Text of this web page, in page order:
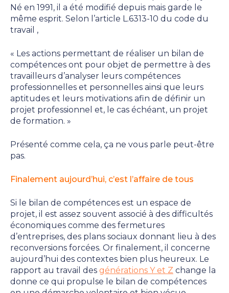
Né en 1991, il a été modifié depuis mais garde le
même esprit. Selon l’article L.6313-10 du code du
travail ,
« Les actions permettant de réaliser un bilan de
compétences ont pour objet de permettre à des
travailleurs d’analyser leurs compétences
professionnelles et personnelles ainsi que leurs
aptitudes et leurs motivations afin de définir un
projet professionnel et, le cas échéant, un projet
de formation. »
Présenté comme cela, ça ne vous parle peut-être
pas.
Finalement aujourd’hui, c’est l’affaire de tous
Si le bilan de compétences est un espace de
projet, il est assez souvent associé à des difficultés
économiques comme des fermetures
d’entreprises, des plans sociaux donnant lieu à des
reconversions forcées. Or finalement, il concerne
aujourd’hui des contextes bien plus heureux. Le
rapport au travail des générations Y et Z change la
donne ce qui propulse le bilan de compétences